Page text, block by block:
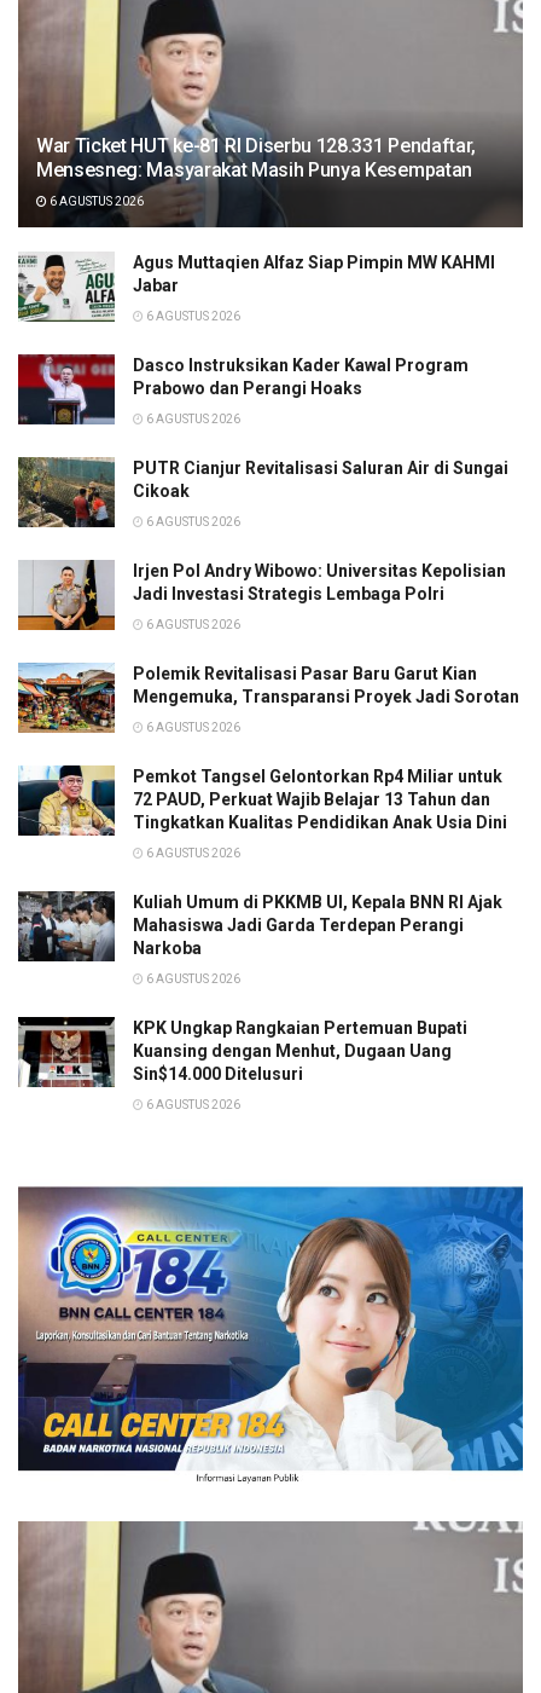
War Ticket HUT ke-81 RI Diserbu 128.331 Pendaftar,
Mensesneg: Masyarakat Masih Punya Kesempatan
6 AGUSTUS 2026
Agus Muttaqien Alfaz Siap Pimpin MW KAHMI
Jabar
6 AGUSTUS 2026
Dasco Instruksikan Kader Kawal Program
Prabowo dan Perangi Hoaks
6 AGUSTUS 2026
PUTR Cianjur Revitalisasi Saluran Air di Sungai
Cikoak
6 AGUSTUS 2026
Irjen Pol Andry Wibowo: Universitas Kepolisian
Jadi Investasi Strategis Lembaga Polri
6 AGUSTUS 2026
Polemik Revitalisasi Pasar Baru Garut Kian
Mengemuka, Transparansi Proyek Jadi Sorotan
6 AGUSTUS 2026
Pemkot Tangsel Gelontorkan Rp4 Miliar untuk
72 PAUD, Perkuat Wajib Belajar 13 Tahun dan
Tingkatkan Kualitas Pendidikan Anak Usia Dini
6 AGUSTUS 2026
Kuliah Umum di PKKMB UI, Kepala BNN RI Ajak
Mahasiswa Jadi Garda Terdepan Perangi
Narkoba
6 AGUSTUS 2026
KPK Ungkap Rangkaian Pertemuan Bupati
Kuansing dengan Menhut, Dugaan Uang
Sin$14.000 Ditelusuri
6 AGUSTUS 2026